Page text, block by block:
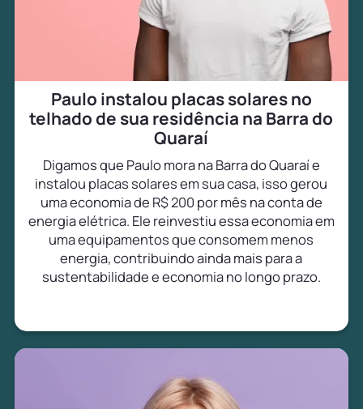
Paulo instalou placas solares no
telhado de sua residência na Barra do
Quaraí
Digamos que Paulo mora na Barra do Quaraí e
instalou placas solares em sua casa, isso gerou
uma economia de R$ 200 por mês na conta de
energia elétrica. Ele reinvestiu essa economia em
uma equipamentos que consomem menos
energia, contribuindo ainda mais para a
sustentabilidade e economia no longo prazo.